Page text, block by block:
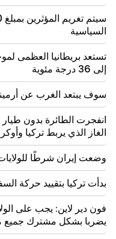
إدارة حقوق الإنسان
أرغام أبراهاميان غير
19:06
مطلوب كجزء من
18:44
اتفاقية "تريب" والممر
18:34
وأنا على استعداد للعمل
وزير الخارجية الصيني
18:00
يجب أن أثبت أنني
مستقبله في الإنتر.
17:42
السياسية
تستعد بريطانيا العظمى
إلى 36 درجة مئوية
سوف يبتعد الغرب عن
انفجرت الطائرة بدون
الغاز الذي يربط تركيا
وضعت إيران شرطًا
بدأت تركيا بتقييد حركة
فون دير لاين: يجب على
يضربا بشكل مشترك جميع